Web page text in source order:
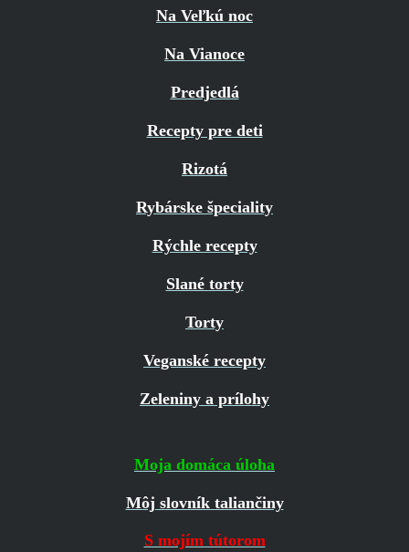
Na Veľkú noc
Na Vianoce
Predjedlá
Recepty pre deti
Rizotá
Rybárske špeciality
Rýchle recepty
Slané torty
Torty
Veganské recepty
Zeleniny a prílohy
Moja domáca úloha
Môj slovník taliančiny
S mojím tútorom